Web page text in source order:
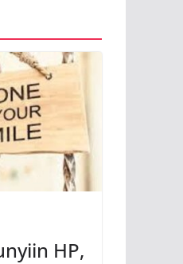
HP,